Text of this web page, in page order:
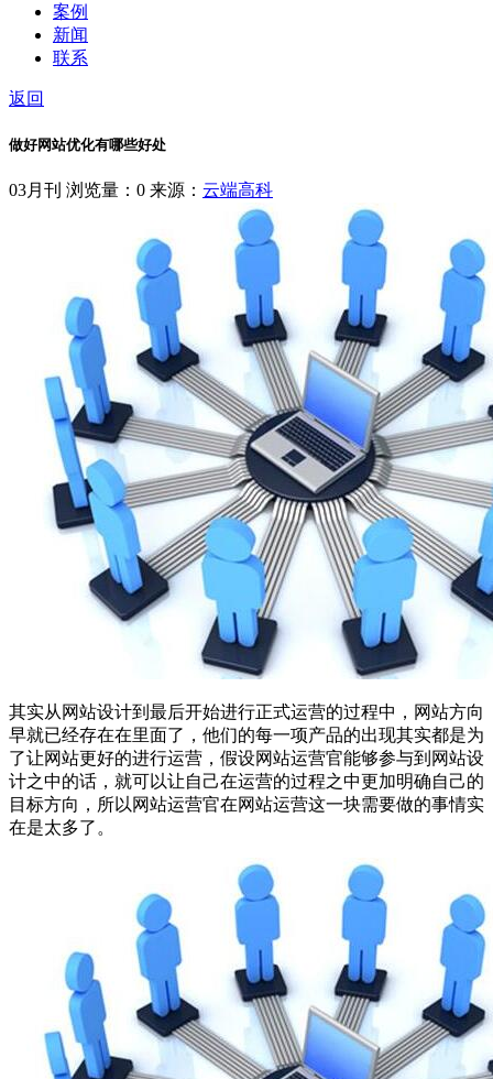
案例
新闻
联系
返回
做好网站优化有哪些好处
03月刊 浏览量：0 来源： 云端高科
其实从网站设计到最后开始进行正式运营的过程中，网站方向
早就已经存在在里面了，他们的每一项产品的出现其实都是为
了让网站更好的进行运营，假设网站运营官能够参与到网站设
计之中的话，就可以让自己在运营的过程之中更加明确自己的
目标方向，所以网站运营官在网站运营这一块需要做的事情实
在是太多了。